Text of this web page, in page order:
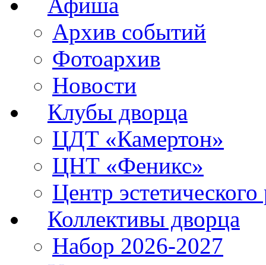
Архив событий
Фотоархив
Новости
Клубы дворца
ЦДТ «Камертон»
ЦНТ «Феникс»
Центр эстетического
Коллективы дворца
Набор 2026-2027